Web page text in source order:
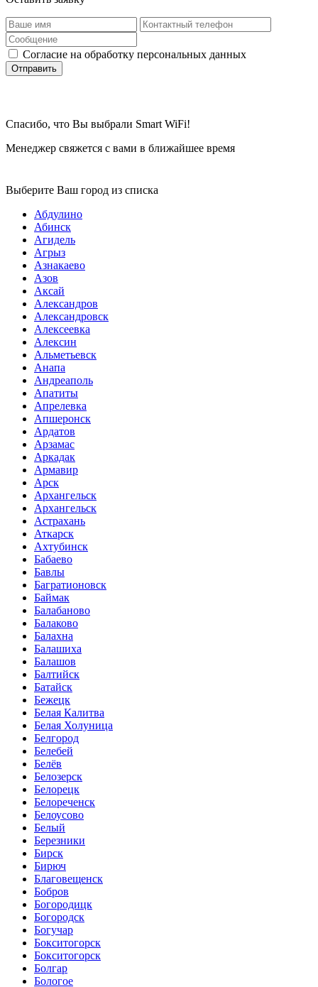
Согласие на обработку персональных данных
Отправить
Спасибо, что Вы выбрали Smart WiFi!
Менеджер свяжется с вами в ближайшее время
Выберите Ваш город из списка
Абдулино
Абинск
Агидель
Агрыз
Азнакаево
Азов
Аксай
Александров
Александровск
Алексеевка
Алексин
Альметьевск
Анапа
Андреаполь
Апатиты
Апрелевка
Апшеронск
Ардатов
Арзамас
Аркадак
Армавир
Арск
Архангельск
Архангельск
Астрахань
Аткарск
Ахтубинск
Бабаево
Бавлы
Багратионовск
Баймак
Балабаново
Балаково
Балахна
Балашиха
Балашов
Балтийск
Батайск
Бежецк
Белая Калитва
Белая Холуница
Белгород
Белебей
Белёв
Белозерск
Белорецк
Белореченск
Белоусово
Белый
Березники
Бирск
Бирюч
Благовещенск
Бобров
Богородицк
Богородск
Богучар
Бокситогорск
Бокситогорск
Болгар
Бологое